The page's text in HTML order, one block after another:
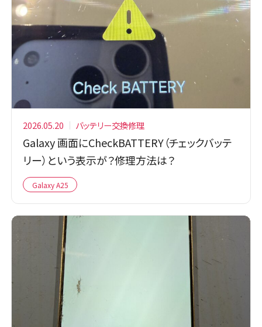
2026.05.20 バッテリー交換修理
Galaxy 画面にCheckBATTERY（チェックバッテ
リー）という表示が？修理方法は？
Galaxy A25